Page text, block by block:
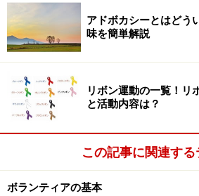
この際、ぜひ活用したいのがボラ
ランティアコーディネーターに相
トを教えてくれます。仲間募集の簡
おいてもらったり、会合の場所に
ィア団体の立ち上げには欠かせない
ボランティア団体の設立：
ボランティア募集は、ボランティ
アドボカシーとはどう
味を簡単解説
リボン運動の一覧！リ
と活動内容は？
この記事に関連する
ボランティアの基本